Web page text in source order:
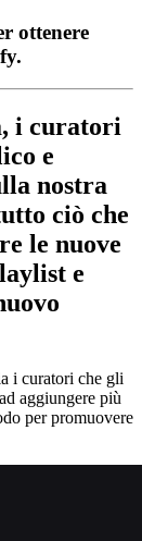
ottenere
i curatori
e
nostra
ciò che
le nuove
e
i curatori che gli
aggiungere più
per promuovere